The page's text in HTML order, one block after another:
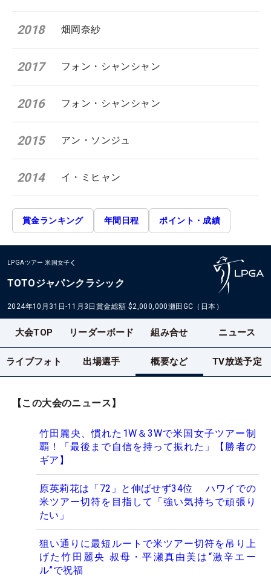
2018 畑岡奈紗
2017 フォン・シャンシャン
2016 フォン・シャンシャン
2015 アン・ソンジュ
2014 イ・ミヒャン
賞金ランキング 年間日程 ポイント・成績
LPGAツアー 米国女子
TOTOジャパンクラシック
2024年10月31日-11月3日 賞金総額 $2,000,000瀬田GC（日本）
大会TOP リーダーボード 組み合せ ニュース
ライブフォト 出場選手 概要など TV放送予定
【この大会のニュース】
竹田麗央、慣れた1W＆3Wで米国女子ツアー制
覇！「最後まで自信を持って振れた」【勝者の
ギア】
原英莉花は「72」と伸ばせず34位 ハワイでの
米ツアー切符を目指して「強い気持ちで頑張り
たい」
狙い通りに最短ルートで米ツアー切符を吊り上
げた竹田麗央 叔母・平瀬真由美は“激辛エー
ル”で祝福